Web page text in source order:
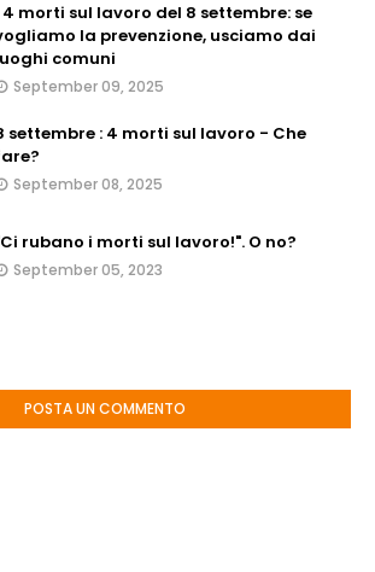
4 morti sul lavoro del 8 settembre: se
la prevenzione, usciamo dai
comuni
September 09, 2025
settembre : 4 morti sul lavoro - Che
September 08, 2025
rubano i morti sul lavoro!". O no?
September 05, 2023
POSTA UN COMMENTO